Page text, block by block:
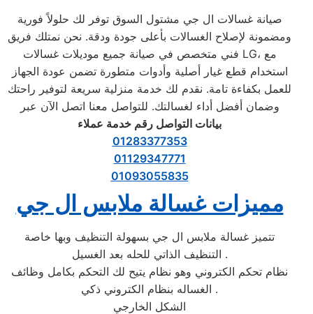
صيانة غسالات ال جي مشتول السوق توفر لك حلولاً فورية
ومضمونة لإصلاح الغسالات بأعلى جودة ودقة. نحن نمتلك فريق
فني متخصص في صيانة جميع موديلات غسالات LG، مع
استخدام قطع غيار أصلية وأدوات متطورة تضمن عودة الجهاز
للعمل بكفاءة تامة. نقدم لك خدمة منزلية سريعة لتوفير راحتك
وضمان أفضل أداء لغسالتك. للتواصل معنا اتصل الآن عبر
بيانات التواصل رقم خدمة عملاء
01283377353
01129347771
01093055835
مميزات غسالة ملابس ال جي
تتميز غسالة ملابس ال جي بسهولة التنظيف وبها خاصة
التنظيف الذاتي للحله بعد الغسيل .
نظام تحكم الكتروني وهو نظام يتيح لك التحكم بكامل وظائف
الغساله بنظام الكتروني ذكي .
الشكل الخارجي